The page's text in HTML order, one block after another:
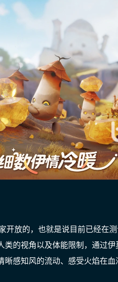
开放的，也就是说目前已经在
类的视角以及体能限制，通过
晰感知风的流动、感受火焰在